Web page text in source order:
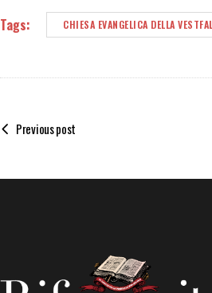
Tags: CHIESA EVANGELICA DELLA
Previous post